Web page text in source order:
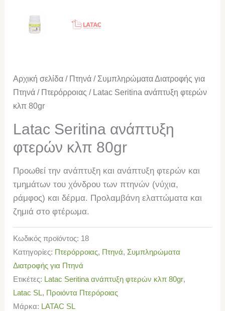
Αρχική σελίδα / Πτηνά / Συμπληρώματα Διατροφής για
Πτηνά / Πτερόρροιας / Latac Seritina ανάπτυξη φτερών
κλπ 80gr
Latac Seritina ανάπτυξη
φτερών κλπ 80gr
Προωθεί την ανάπτυξη και ανάπτυξη φτερών και
τμημάτωντου χόνδρου των πτηνών (νύχια,
ράμφος) και δέρμα. Προλαμβάνη ελαττώματα και
ζημιάστο φτέρωμα.
Κωδικός προϊόντος: 18
Κατηγορίες: Πτερόρροιας, Πτηνά, Συμπληρώματα
Διατροφής για Πτηνά
Ετικέτες: Latac Seritina ανάπτυξη φτερών κλπ 80gr,
Latac SL, Προιόντα Πτερόροιας
Μάρκα: LATAC SL